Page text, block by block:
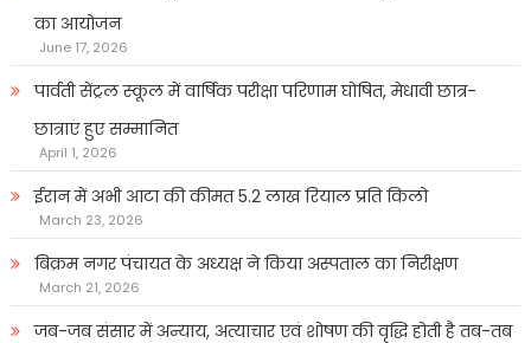
का आयोजन
June 17, 2026
पार्वती सेंट्रल स्कूल में वार्षिक परीक्षा परिणाम घोषित, मेधावी छात्र-
छात्राएं हुए सम्मानित
April 1, 2026
ईरान में अभी आटा की कीमत 5.2 लाख रियाल प्रति किलो
March 23, 2026
बिक्रम नगर पंचायत के अध्यक्ष ने किया अस्पताल का निरीक्षण
March 21, 2026
जब-जब संसार में अन्याय, अत्याचार एवं शोषण की वृद्धि होती है तब-तब